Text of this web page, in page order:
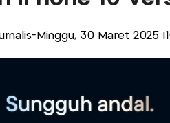
Minggu, 30 Maret 2025